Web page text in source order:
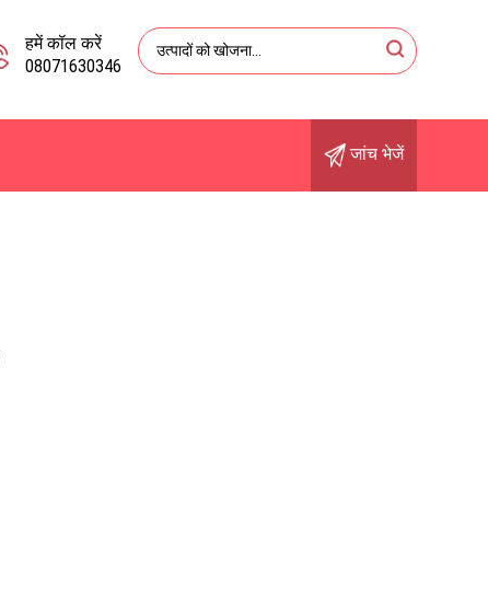
हमें कॉल करें
08071630346
जांच भेजें